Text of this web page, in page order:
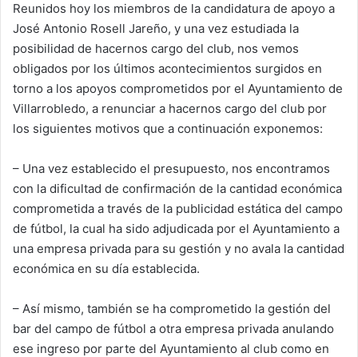
Reunidos hoy los miembros de la candidatura de apoyo a
José Antonio Rosell Jareño, y una vez estudiada la
posibilidad de hacernos cargo del club, nos vemos
obligados por los últimos acontecimientos surgidos en
torno a los apoyos comprometidos por el Ayuntamiento de
Villarrobledo, a renunciar a hacernos cargo del club por
los siguientes motivos que a continuación exponemos:
– Una vez establecido el presupuesto, nos encontramos
con la dificultad de confirmación de la cantidad económica
comprometida a través de la publicidad estática del campo
de fútbol, la cual ha sido adjudicada por el Ayuntamiento a
una empresa privada para su gestión y no avala la cantidad
económica en su día establecida.
– Así mismo, también se ha comprometido la gestión del
bar del campo de fútbol a otra empresa privada anulando
ese ingreso por parte del Ayuntamiento al club como en